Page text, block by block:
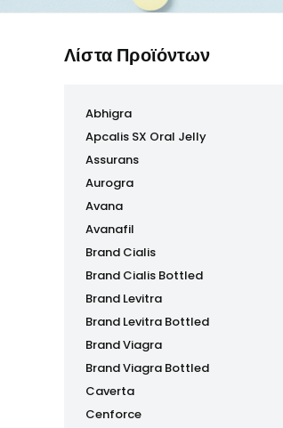
Λίστα Προϊόντων
Abhigra
Apcalis SX Oral Jelly
Assurans
Aurogra
Avana
Avanafil
Brand Cialis
Brand Cialis Bottled
Brand Levitra
Brand Levitra Bottled
Brand Viagra
Brand Viagra Bottled
Caverta
Cenforce